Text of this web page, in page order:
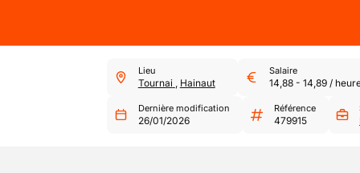
Lieu
Tournai , Hainaut
Salaire
14,88- 14,89/
Dernière modification
26/01/2026
Référence
479915